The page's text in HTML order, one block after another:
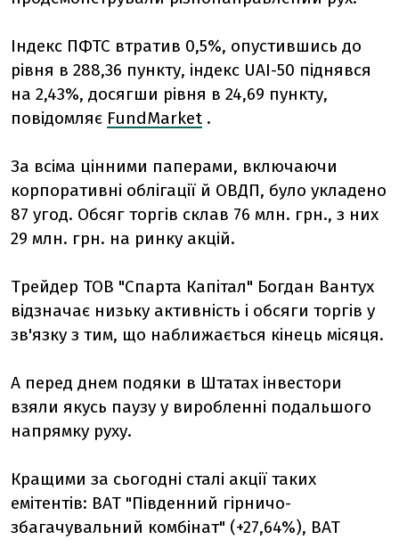
Індекс ПФТС втратив 0,5%, опустившись до
рівня в 288,36 пункту, індекс UAI-50 піднявся
на 2,43%, досягши рівня в 24,69 пункту,
повідомляє FundMarket .
За всіма цінними паперами, включаючи
корпоративні облігації й ОВДП, було укладено
87 угод. Обсяг торгів склав 76 млн. грн., з них
29 млн. грн. на ринку акцій.
Трейдер ТОВ "Спарта Капітал" Богдан Вантух
відзначає низьку активність і обсяги торгів у
зв'язку з тим, що наближається кінець місяця.
А перед днем подяки в Штатах інвестори
взяли якусь паузу у виробленні подальшого
напрямку руху.
Кращими за сьогодні сталі акції таких
емітентів: ВАТ "Південний гірничо-
збагачувальний комбінат" (+27,64%), ВАТ